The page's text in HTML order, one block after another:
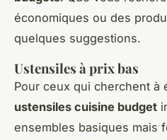
économiques ou des
quelques suggestions.
Ustensiles à prix bas
Pour ceux qui cherchent à
ustensiles cuisine budget
ensembles basiques mais